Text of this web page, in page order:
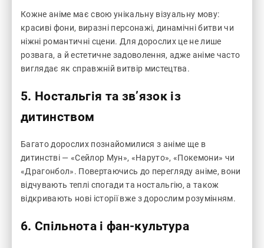
Кожне аніме має свою унікальну візуальну мову:
красиві фони, виразні персонажі, динамічні битви чи
ніжні романтичні сцени. Для дорослих це не лише
розвага, а й естетичне задоволення, адже аніме часто
виглядає як справжній витвір мистецтва.
5. Ностальгія та зв’язок із
дитинством
Багато дорослих познайомилися з аніме ще в
дитинстві — «Сейлор Мун», «Наруто», «Покемони» чи
«Драгонбол». Повертаючись до перегляду аніме, вони
відчувають теплі спогади та ностальгію, а також
відкривають нові історії вже з дорослим розумінням.
6. Спільнота і фан-культура